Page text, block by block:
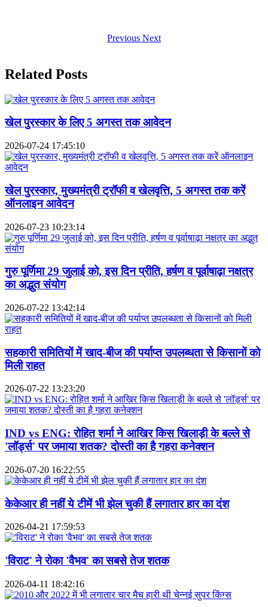
Previous Next
Related Posts
खेल पुरस्कार के लिए 5 अगस्त तक आवेदन
2026-07-24 17:45:10
खेल पुरस्कार, मुख्यमंत्री ट्रॉफी व खेलवृत्ति, 5 अगस्त तक करें
ऑनलाइन आवेदन
2026-07-23 10:23:14
गुरु पूर्णिमा 29 जुलाई को, इस दिन प्रीति, हर्षण व पूर्वाषाढ़ा नक्षत्र
का अद्भुत संयोग
2026-07-22 13:42:14
सहकारी समितियों में खाद-बीज की पर्याप्त उपलब्धता से किसानों को
मिली राहत
2026-07-22 13:23:20
IND vs ENG: रोहित शर्मा ने आखिर किस खिलाड़ी के बल्‍ले से
'लॉर्ड्स' पर जमाया शतक? दोस्‍ती का है गहरा कनेक्‍शन
2026-07-20 16:22:55
केकेआर ही नहीं ये टीमें भी झेल चुकी हैं लगातार हार का दंश
2026-04-21 17:59:53
'विराट' ने रोका 'वैभव' का सबसे तेज शतक
2026-04-11 18:42:16